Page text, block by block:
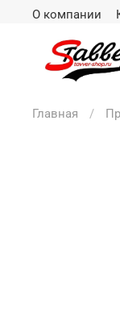
О компании
Главная